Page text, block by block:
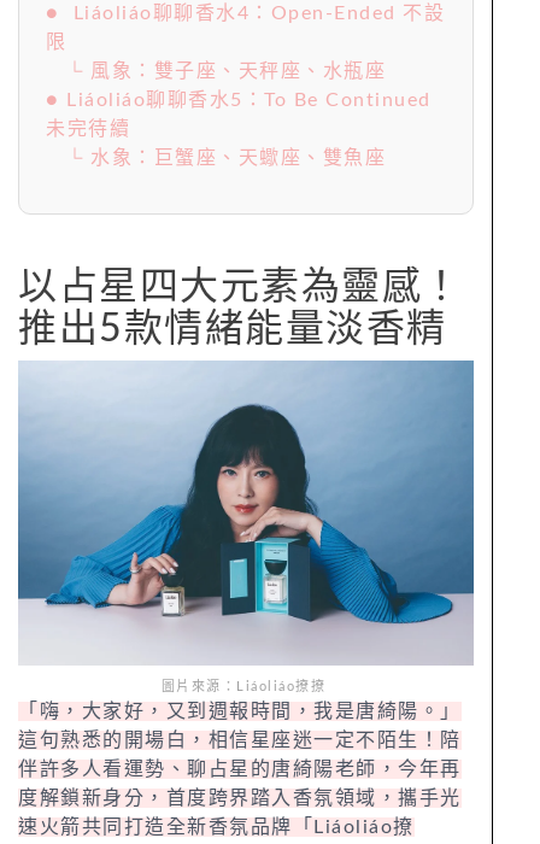
● Liáoliáo聊聊香水4：Open-Ended 不設
限
└ 風象：雙子座、天秤座、水瓶座
● Liáoliáo聊聊香水5：To Be Continued
未完待續
└ 水象：巨蟹座、天蠍座、雙魚座
以占星四大元素為靈感！
推出5款情緒能量淡香精
圖片來源：Liáoliáo撩撩
「嗨，大家好，又到週報時間，我是唐綺陽。」
這句熟悉的開場白，相信星座迷一定不陌生！陪
伴許多人看運勢、聊占星的唐綺陽老師，今年再
度解鎖新身分，首度跨界踏入香氛領域，攜手光
速火箭共同打造全新香氛品牌「Liáoliáo撩